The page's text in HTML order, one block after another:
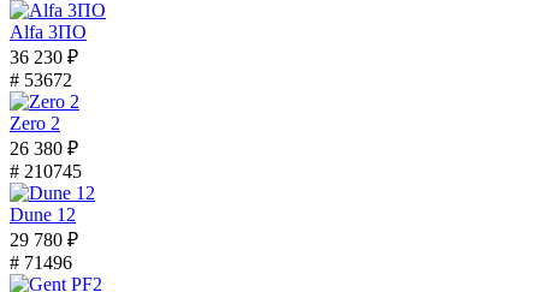
Alfa 3ПО
36 230 ₽
# 53672
Zero 2
26 380 ₽
# 210745
Dune 12
29 780 ₽
# 71496